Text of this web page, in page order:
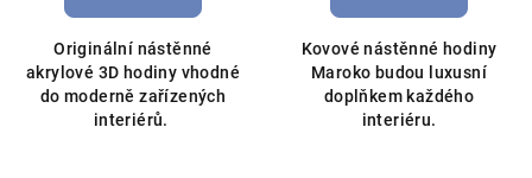
Originální nástěnné
akrylové 3D hodiny vhodné
do moderně zařízených
interiérů.
Kovové nástěnné hodiny
Maroko budou luxusní
doplňkem každého
interiéru.